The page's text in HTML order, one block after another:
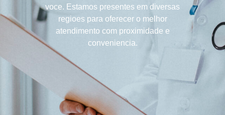
voce. Estamos presentes em diversas
regioes para oferecer o melhor
atendimento com proximidade e
conveniencia.